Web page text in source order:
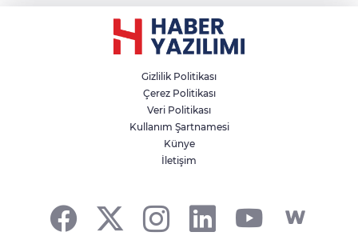
Gizlilik Politikası
Çerez Politikası
Veri Politikası
Kullanım Şartnamesi
Künye
İletişim